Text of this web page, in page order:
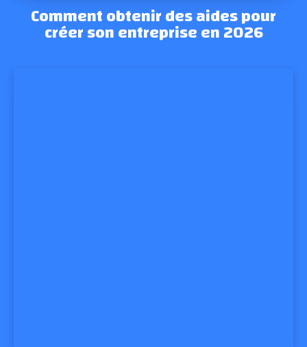
Comment obtenir des aides pour
créer son entreprise en 2026